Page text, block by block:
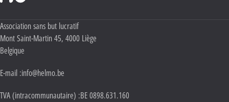
Adresse :
Association sans but lucratif
Mont Saint-Martin 45, 4000 Liège
Belgique
E-mail :info@helmo.be
TVA (intracommunautaire) :BE 0898.631.160